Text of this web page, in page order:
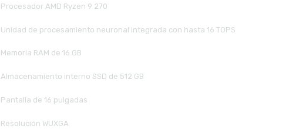
Procesador AMD Ryzen 9 270
Unidad de procesamiento neuronal integrada con hasta 16 TOPS
Memoria RAM de 16 GB
Almacenamiento interno SSD de 512 GB
Pantalla de 16 pulgadas
Resolución WUXGA